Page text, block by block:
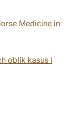
and Us (MaTUs)
speech
Medicine in
oblik kasus i